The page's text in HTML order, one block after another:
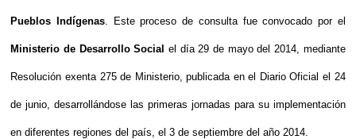
Pueblos Indígenas. Este proceso de consulta fue convocado por el
Ministerio de Desarrollo Social el día 29 de mayo del 2014, mediante
Resolución exenta 275 de Ministerio, publicada en el Diario Oficial el 24
de junio, desarrollándose las primeras jornadas para su implementación
en diferentes regiones del país, el 3 de septiembre del año 2014.